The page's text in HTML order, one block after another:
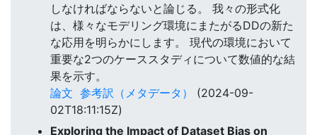
しなければならないと論じる。 我々の形式化
は、様々なモデリング環境にまたがるDDの新た
な応用を明らかにします。 現代の環境において
重要な2つのケーススタディについて数値的な結
果を示す。
論文 参考訳（メタデータ）
(2024-09-
02T18:11:15Z)
Exploring the Impact of Dataset Bias on